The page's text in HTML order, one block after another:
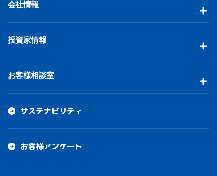
会社情報
投資家情報
お客様相談室
サステナビリティ
お客様アンケート